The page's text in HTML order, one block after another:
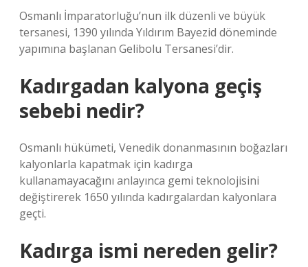
Osmanlı İmparatorluğu’nun ilk düzenli ve büyük
tersanesi, 1390 yılında Yıldırım Bayezid döneminde
yapımına başlanan Gelibolu Tersanesi’dir.
Kadırgadan kalyona geçiş
sebebi nedir?
Osmanlı hükümeti, Venedik donanmasının boğazları
kalyonlarla kapatmak için kadırga
kullanamayacağını anlayınca gemi teknolojisini
değiştirerek 1650 yılında kadırgalardan kalyonlara
geçti.
Kadırga ismi nereden gelir?